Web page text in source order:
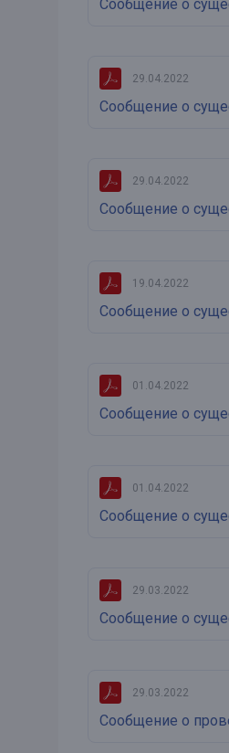
Сообщение о
29.04.2022
Сообщение о
29.04.2022
Сообщение о
19.04.2022
Сообщение о
01.04.2022
Сообщение о
01.04.2022
Сообщение о
29.03.2022
Сообщение о
29.03.2022
Сообщение о